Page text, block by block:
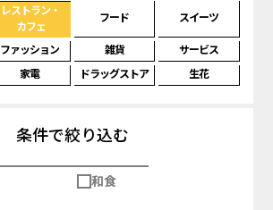
レストラン・
カフェ
フード スイーツ
ファッション 雑貨
サービス
家電 ドラッグストア 生花
条件で絞り込む
和食